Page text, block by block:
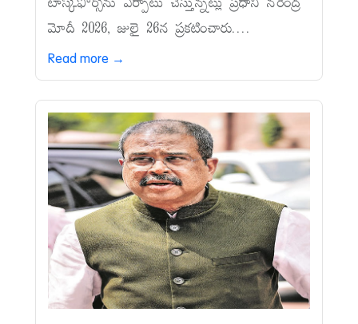
మోదీ 2026, జులై 26న ప్రకటించారు....
Read more →